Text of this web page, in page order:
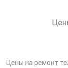
Цены на ремонт